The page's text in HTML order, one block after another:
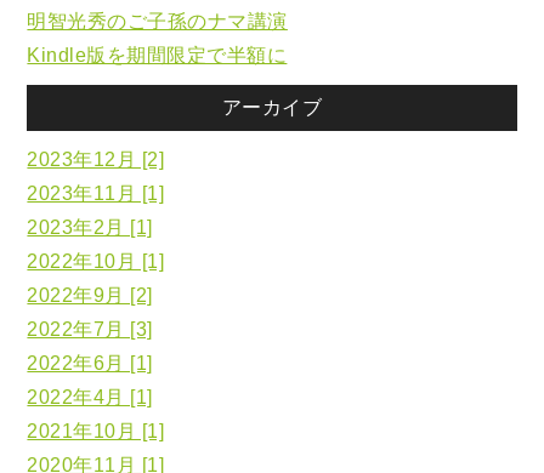
明智光秀のご子孫のナマ講演
Kindle版を期間限定で半額に
アーカイブ
2023年12月 [2]
2023年11月 [1]
2023年2月 [1]
2022年10月 [1]
2022年9月 [2]
2022年7月 [3]
2022年6月 [1]
2022年4月 [1]
2021年10月 [1]
2020年11月 [1]